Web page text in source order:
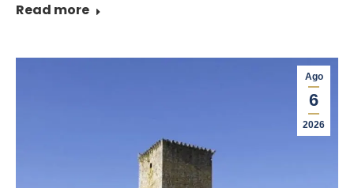
Read more
Ago
6
2026